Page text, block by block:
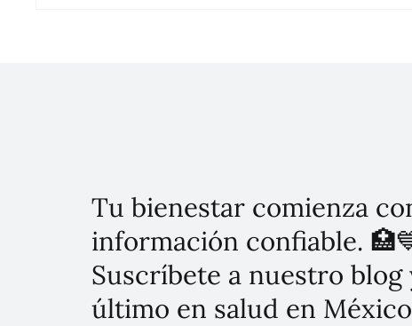
Tu bienestar comienza
información confiable.
Suscríbete a nuestro
último en salud en